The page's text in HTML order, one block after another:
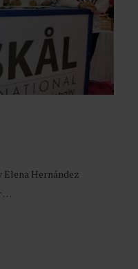
Elena Hernández
…